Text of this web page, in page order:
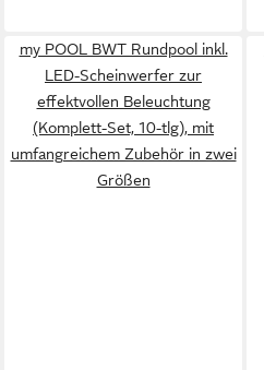
my POOL BWT Rundpool inkl.
LED-Scheinwerfer zur
effektvollen Beleuchtung
(Komplett-Set, 10-tlg), mit
umfangreichem Zubehör in zwei
Größen